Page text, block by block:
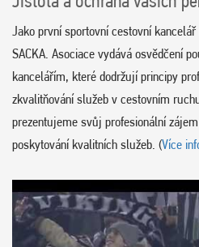
Jako první sportovní cestovní
SACKA. Asociace vydává osvědčení
kancelářím, které dodržují principy
zkvalitňování služeb v cestovním
prezentujeme svůj profesionální
poskytování kvalitních služeb. (Více